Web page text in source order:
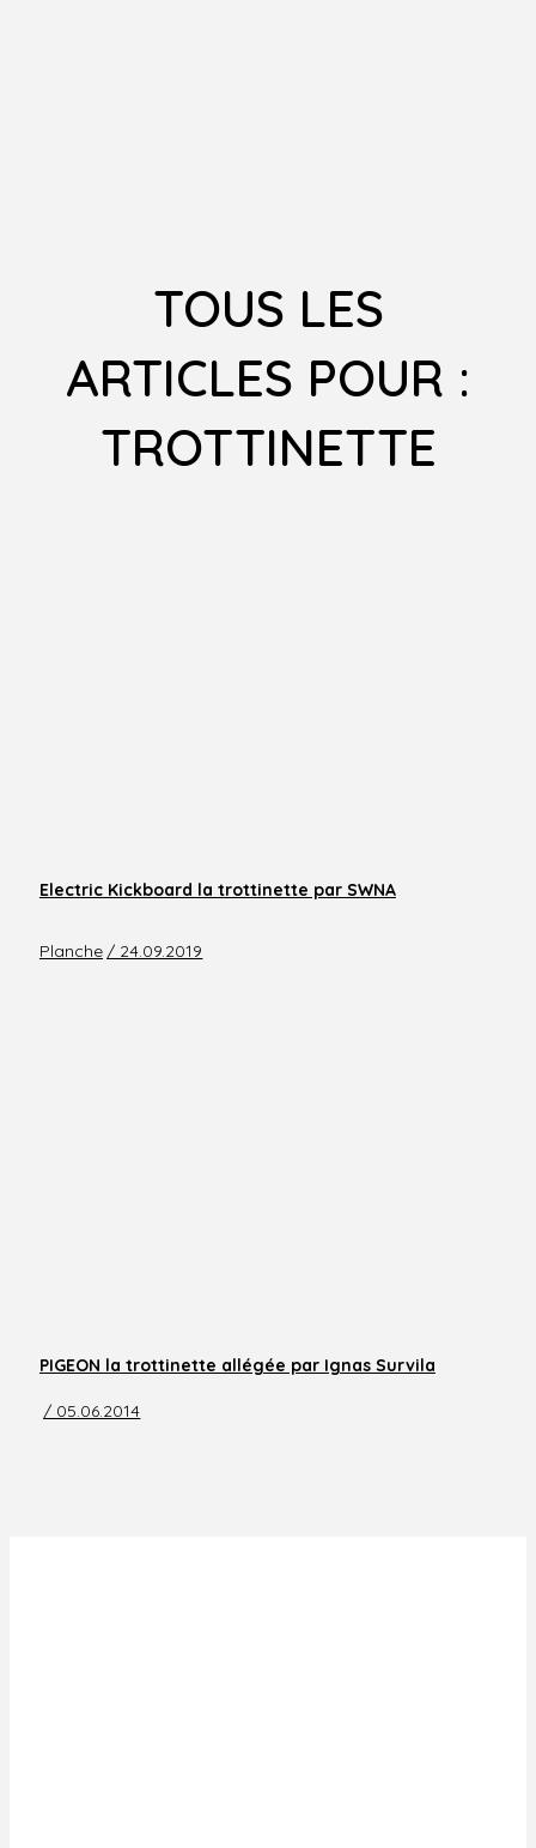
TOUS LES
ARTICLES POUR :
TROTTINETTE
Electric Kickboard la trottinette par SWNA
Planche / 24.09.2019
PIGEON la trottinette allégée par Ignas Survila
/ 05.06.2014